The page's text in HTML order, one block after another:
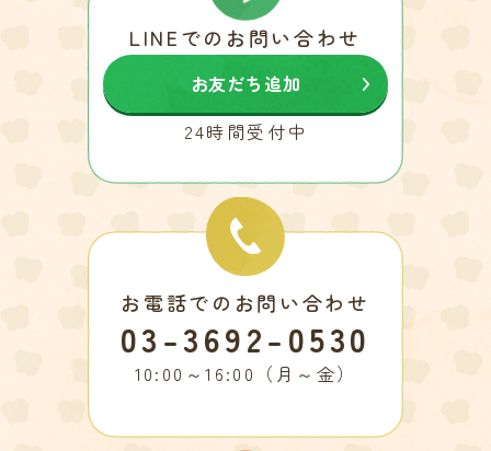
LINEでのお問い合わせ
お友だち追加
24時間受付中
お電話でのお問い合わせ
03-3692-0530
10:00～16:00（月～金）